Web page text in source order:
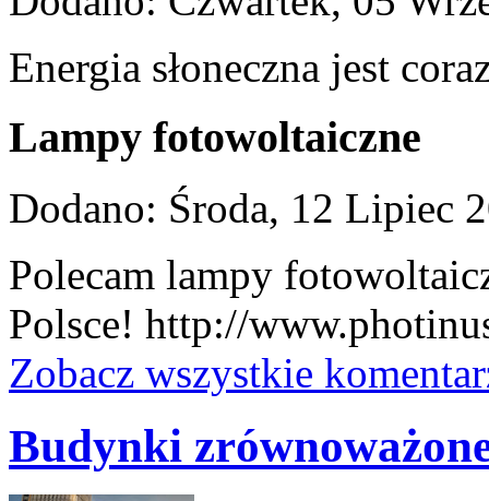
Energia słoneczna jest
Lampy fotowoltaiczne
Dodano: Środa, 12 Lipiec
Polecam lampy
Polsce! http://
Zobacz wszystkie
Budynki